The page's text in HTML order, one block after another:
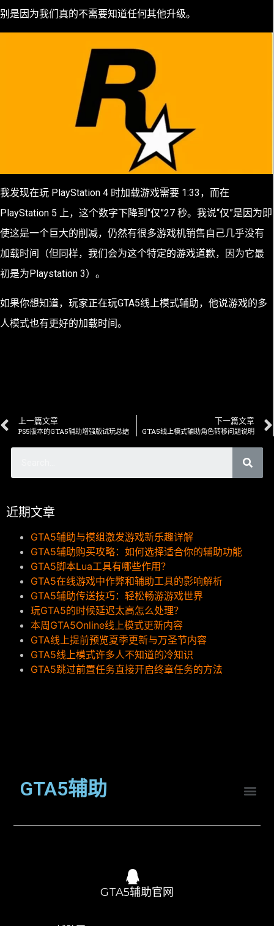
别是因为我们真的不需要知道任何其他升级。
我发现在玩 PlayStation 4 时加载游戏需要 1:33，而在
PlayStation 5 上，这个数字下降到“仅”27 秒。我说“仅”是因为即
使这是一个巨大的削减，仍然有很多游戏机销售自己几乎没有
加载时间（但同样，我们会为这个特定的游戏道歉，因为它最
初是为Playstation 3）。
如果你想知道，玩家正在玩GTA5线上模式辅助，他说游戏的多
人模式也有更好的加载时间。
上一篇文章
PS5版本的GTA5辅助增强版试玩总结
下一篇文章
GTA5线上模式辅助角色转移问题说明
近期文章
GTA5辅助与模组激发游戏新乐趣详解
GTA5辅助购买攻略：如何选择适合你的辅助功能
GTA5脚本Lua工具有哪些作用？
GTA5在线游戏中作弊和辅助工具的影响解析
GTA5辅助传送技巧：轻松畅游游戏世界
玩GTA5的时候延迟太高怎么处理？
本周GTA5Online线上模式更新内容
GTA线上提前预览夏季更新与万圣节内容
GTA5线上模式许多人不知道的冷知识
GTA5跳过前置任务直接开启终章任务的方法
GTA5辅助
GTA5辅助官网